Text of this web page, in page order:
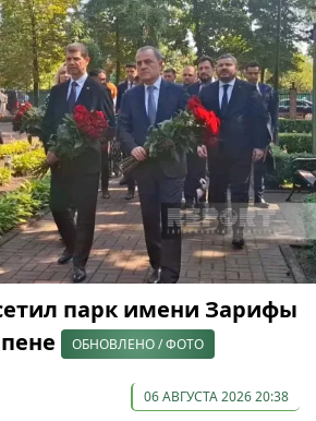
парк имени Зарифы
ОБНОВЛЕНО / ФОТО
06 АВГУСТА 2026 20:38